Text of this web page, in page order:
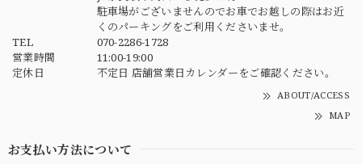
駐車場がございませんのでお車でお越しの際はお近
くのパーキングをご利用くださいませ。
TEL
070-2286-1728
営業時間
11:00-19:00
定休日
不定日 店舗営業日カレンダーをご確認ください。
ABOUT/ACCESS
MAP
お支払い方法について